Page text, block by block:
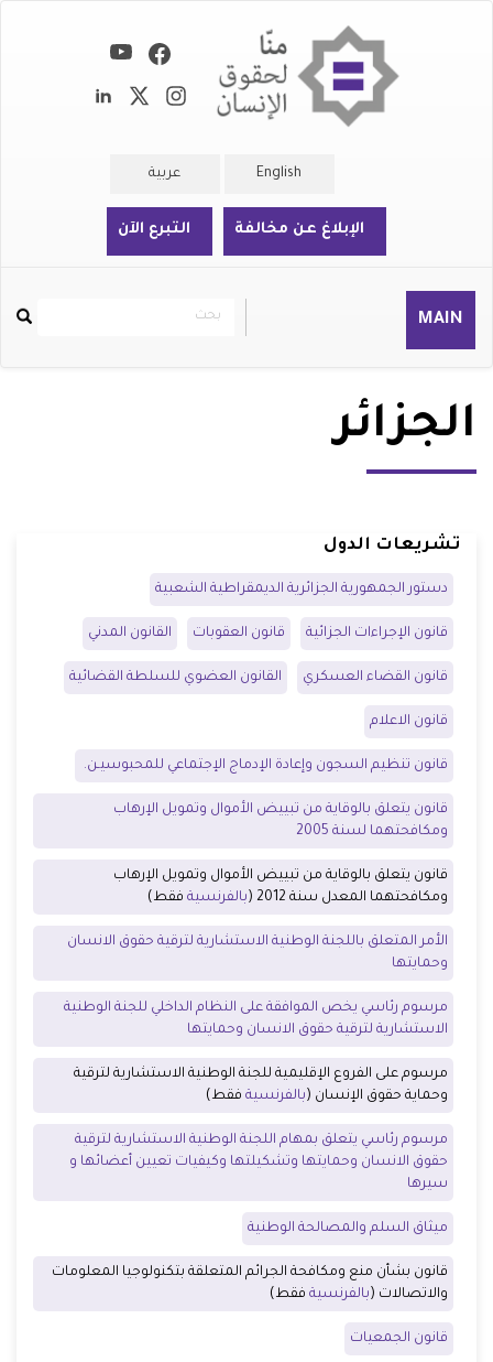
English عربية
الإبلاغ عن مخالفة التبرع الآن
MAIN
Rechercher
بحث
الجزائر
تشريعات الدول
دستور الجمهورية الجزائرية الديمقراطية الشعبية
قانون الإجراءات الجزائية قانون العقوبات القانون المدني
قانون القضاء العسكري القانون العضوي للسلطة القضائية
قانون الاعلام
قانون تنظيم السجون وإعادة الإدماج الإجتماعي للمحبوسيـن.
قانون يتعلق بالوقاية من تبييض الأموال وتمويل الإرهاب
ومكافحتهما لسنة 2005
قانون يتعلق بالوقاية من تبييض الأموال وتمويل الإرهاب
ومكافحتهما المعدل سنة 2012 (
بالفرنسية فقط)
الأمر المتعلق باللجنة الوطنية الاستشارية لترقية حقوق الانسان
وحمايتها
مرسوم رئاسي يخص الموافقة على النظام الداخلي للجنة الوطنية
الاستشارية لترقية حقوق الانسان وحمايتها
مرسوم على الفروع الإقليمية للجنة الوطنية الاستشارية لترقية
وحماية حقوق الإنسان (بالفرنسية فقط)
مرسوم رئاسي يتعلق بمهام اللجنة الوطنية الاستشارية لترقية
حقوق الانسان وحمايتها وتشكيلتها وكيفيات تعيين أعضائها و
سيرها
ميثاق السلم والمصالحة الوطنية
قانون بشأن منع ومكافحة الجرائم المتعلقة بتكنولوجيا المعلومات
والاتصالات (بالفرنسية فقط)
قانون الجمعيات